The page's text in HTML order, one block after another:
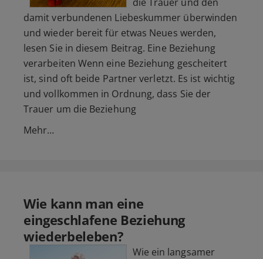
damit verbundenen Liebeskummer überwinden
und wieder bereit für etwas Neues werden,
lesen Sie in diesem Beitrag. Eine Beziehung
verarbeiten Wenn eine Beziehung gescheitert
ist, sind oft beide Partner verletzt. Es ist wichtig
und vollkommen in Ordnung, dass Sie der
Trauer um die Beziehung
Mehr…
Wie kann man eine
eingeschlafene Beziehung
wiederbeleben?
Wie ein langsamer